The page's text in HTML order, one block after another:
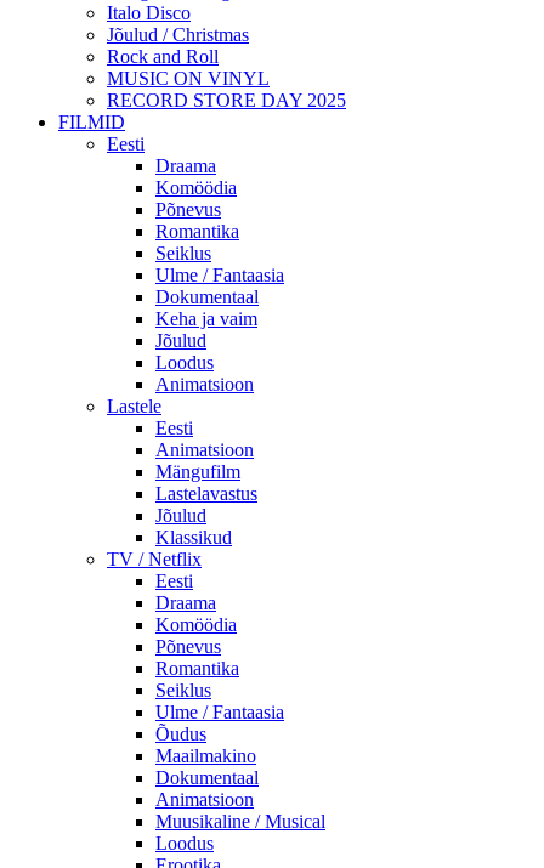
Italo Disco
Jõulud / Christmas
Rock and Roll
MUSIC ON VINYL
RECORD STORE DAY 2025
FILMID
Eesti
Draama
Komöödia
Põnevus
Romantika
Seiklus
Ulme / Fantaasia
Dokumentaal
Keha ja vaim
Jõulud
Loodus
Animatsioon
Lastele
Eesti
Animatsioon
Mängufilm
Lastelavastus
Jõulud
Klassikud
TV / Netflix
Eesti
Draama
Komöödia
Põnevus
Romantika
Seiklus
Ulme / Fantaasia
Õudus
Maailmakino
Dokumentaal
Animatsioon
Muusikaline / Musical
Loodus